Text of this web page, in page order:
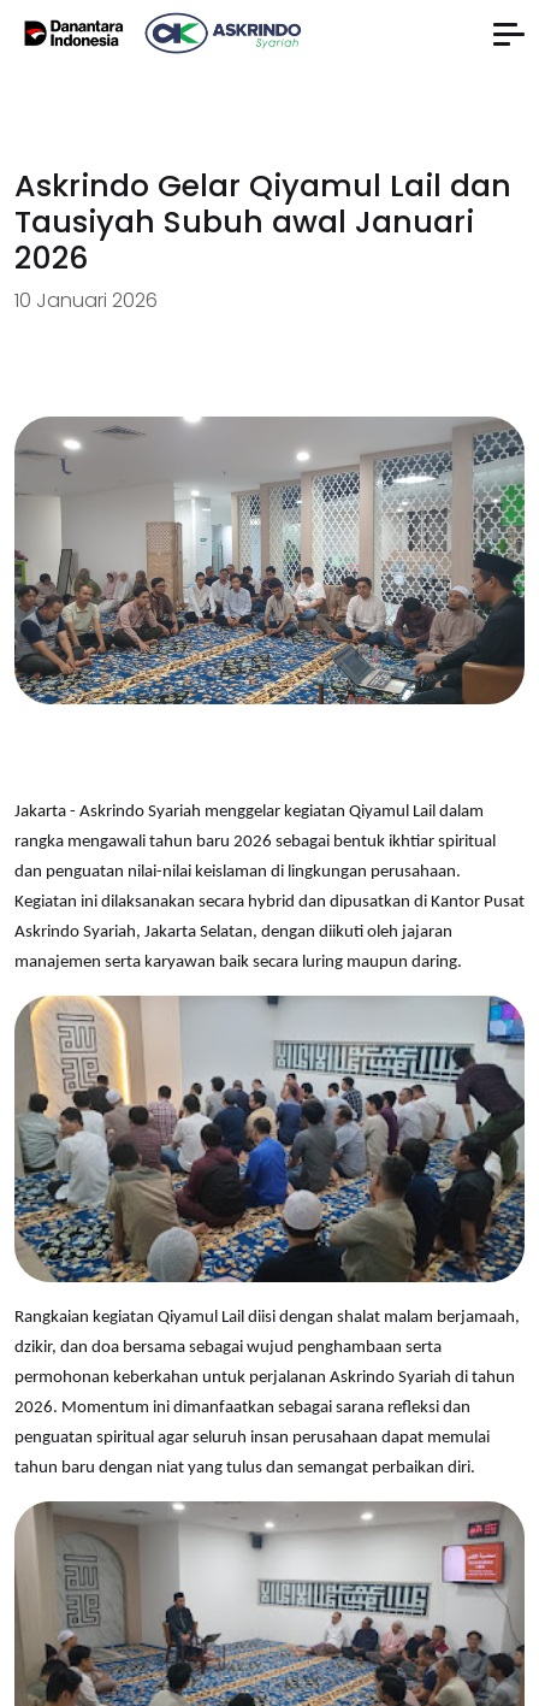
Askrindo Gelar Qiyamul Lail dan
Tausiyah Subuh awal Januari
2026
10 Januari 2026
Jakarta - Askrindo Syariah menggelar kegiatan Qiyamul Lail dalam
rangka mengawali tahun baru 2026 sebagai bentuk ikhtiar spiritual
dan penguatan nilai-nilai keislaman di lingkungan perusahaan.
Kegiatan ini dilaksanakan secara hybrid dan dipusatkan di Kantor Pusat
Askrindo Syariah, Jakarta Selatan, dengan diikuti oleh jajaran
manajemen serta karyawan baik secara luring maupun daring.
Rangkaian kegiatan Qiyamul Lail diisi dengan shalat malam berjamaah,
dzikir, dan doa bersama sebagai wujud penghambaan serta
permohonan keberkahan untuk perjalanan Askrindo Syariah di tahun
2026. Momentum ini dimanfaatkan sebagai sarana refleksi dan
penguatan spiritual agar seluruh insan perusahaan dapat memulai
tahun baru dengan niat yang tulus dan semangat perbaikan diri.